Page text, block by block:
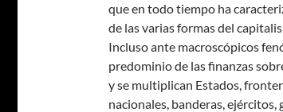
que en todo tiempo ha
de las varias formas del
Incluso ante macroscópicos
predominio de las finanzas
y se multiplican Estados,
nacionales, banderas,